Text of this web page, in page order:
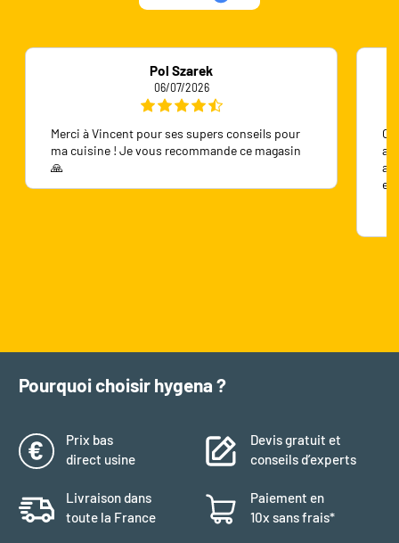
Pol Szarek
06/07/2026
Merci à Vincent pour ses supers conseils pour
ma cuisine ! Je vous recommande ce magasin
🙏
Pourquoi choisir hygena ?
Prix bas
direct usine
Devis gratuit et
conseils d’experts
Livraison dans
toute la France
Paiement en
10x sans frais*